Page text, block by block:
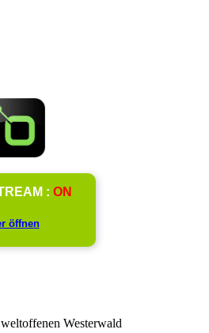
: ON
öffnen
Westerwald